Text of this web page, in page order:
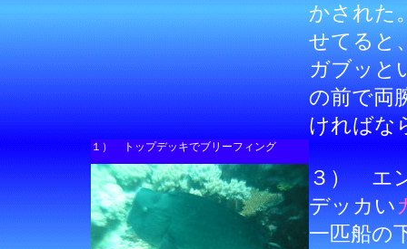
かされた
せてると
ガブッと
の前で両
ければな
１） トップデッキでブリーフィング
３） エ
デッカい
一匹船の